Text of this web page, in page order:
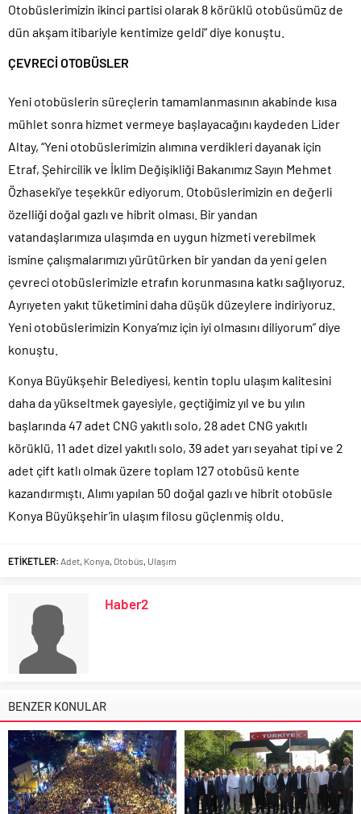
Otobüslerimizin ikinci partisi olarak 8 körüklü otobüsümüz de
dün akşam itibariyle kentimize geldi” diye konuştu.
ÇEVRECİ OTOBÜSLER
Yeni otobüslerin süreçlerin tamamlanmasının akabinde kısa
mühlet sonra hizmet vermeye başlayacağını kaydeden Lider
Altay, “Yeni otobüslerimizin alımına verdikleri dayanak için
Etraf, Şehircilik ve İklim Değişikliği Bakanımız Sayın Mehmet
Özhaseki’ye teşekkür ediyorum. Otobüslerimizin en değerli
özelliği doğal gazlı ve hibrit olması. Bir yandan
vatandaşlarımıza ulaşımda en uygun hizmeti verebilmek
ismine çalışmalarımızı yürütürken bir yandan da yeni gelen
çevreci otobüslerimizle etrafın korunmasına katkı sağlıyoruz.
Ayrıyeten yakıt tüketimini daha düşük düzeylere indiriyoruz.
Yeni otobüslerimizin Konya’mız için iyi olmasını diliyorum” diye
konuştu.
Konya Büyükşehir Belediyesi, kentin toplu ulaşım kalitesini
daha da yükseltmek gayesiyle, geçtiğimiz yıl ve bu yılın
başlarında 47 adet CNG yakıtlı solo, 28 adet CNG yakıtlı
körüklü, 11 adet dizel yakıtlı solo, 39 adet yarı seyahat tipi ve 2
adet çift katlı olmak üzere toplam 127 otobüsü kente
kazandırmıştı. Alımı yapılan 50 doğal gazlı ve hibrit otobüsle
Konya Büyükşehir’in ulaşım filosu güçlenmiş oldu.
ETİKETLER: Adet Konya Otobüs Ulaşım
Haber2
BENZER KONULAR